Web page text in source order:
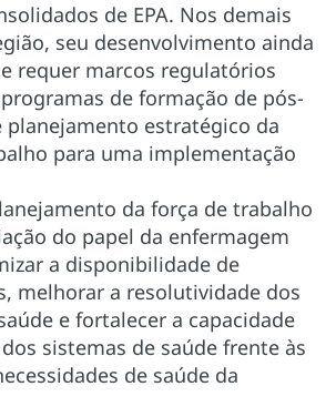
de EPA. Nos demais
seu desenvolvimento ainda
requer marcos regulatórios
de formação de pós-
planejamento estratégico da
para uma implementação
da força de trabalho
do papel da enfermagem
a disponibilidade de
melhorar a resolutividade dos
e fortalecer a capacidade
sistemas de saúde frente às
de saúde da